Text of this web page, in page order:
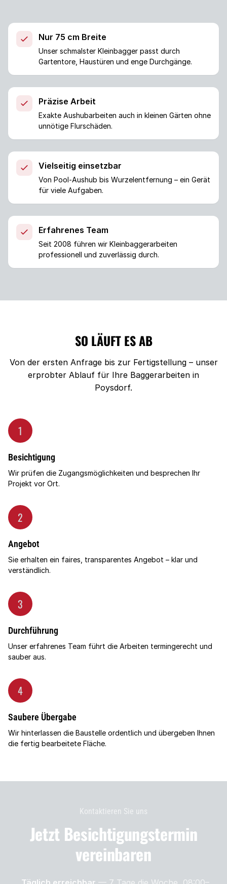
Nur 75 cm Breite
Unser schmalster Kleinbagger passt durch
Gartentore, Haustüren und enge Durchgänge.
Präzise Arbeit
Exakte Aushubarbeiten auch in kleinen Gärten ohne
unnötige Flurschäden.
Vielseitig einsetzbar
Von Pool-Aushub bis Wurzelentfernung – ein Gerät
für viele Aufgaben.
Erfahrenes Team
Seit 2008 führen wir Kleinbaggerarbeiten
professionell und zuverlässig durch.
SO LÄUFT ES AB
Von der ersten Anfrage bis zur Fertigstellung – unser
erprobter Ablauf für Ihre Baggerarbeiten in
Poysdorf.
1
Besichtigung
Wir prüfen die Zugangsmöglichkeiten und besprechen Ihr
Projekt vor Ort.
2
Angebot
Sie erhalten ein faires, transparentes Angebot – klar und
verständlich.
3
Durchführung
Unser erfahrenes Team führt die Arbeiten termingerecht und
sauber aus.
4
Saubere Übergabe
Wir hinterlassen die Baustelle ordentlich und übergeben Ihnen
die fertig bearbeitete Fläche.
Kontaktieren Sie uns
Jetzt Besichtigungs­termin
vereinbaren